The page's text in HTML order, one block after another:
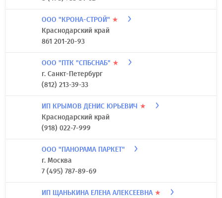
ООО "КРОНА-СТРОЙ" ★
Краснодарский край
861 201-20-93
ООО "ПТК "СПБСНАБ" ★
г. Санкт-Петербург
(812) 213-39-33
ИП КРЫМОВ ДЕНИС ЮРЬЕВИЧ ★
Краснодарский край
(918) 022-7-999
ООО "ПАНОРАМА ПАРКЕТ"
г. Москва
7 (495) 787-89-69
ИП ЩАНЬКИНА ЕЛЕНА АЛЕКСЕЕВНА ★